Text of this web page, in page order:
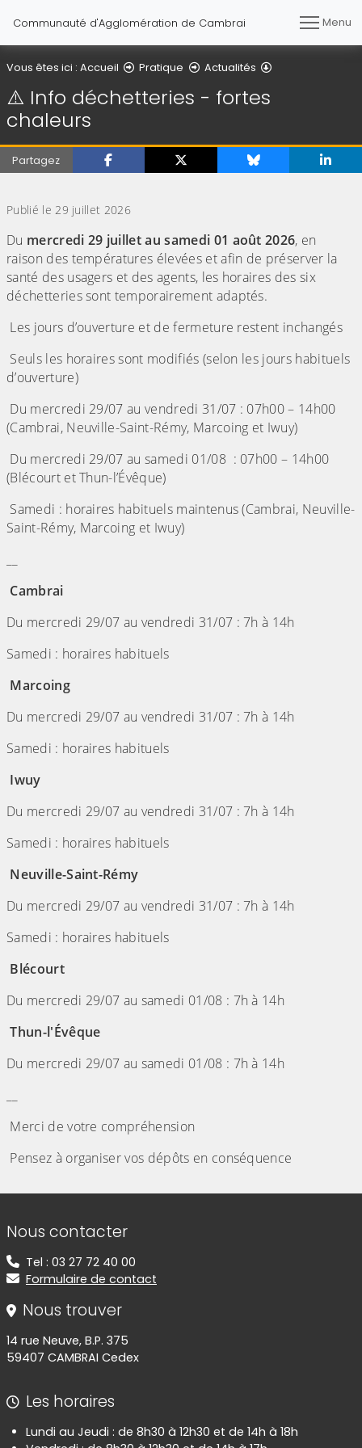
Communauté d'Agglomération de Cambrai Menu
Vous êtes ici : Accueil Pratique Actualités
⚠️ Info déchetteries - fortes
chaleurs
Partagez
Publié le 29 juillet 2026
Du mercredi 29 juillet au samedi 01 août 2026, en
raison des températures élevées et afin de préserver la
santé des usagers et des agents, les horaires des six
déchetteries sont temporairement adaptés.
Les jours d’ouverture et de fermeture restent inchangés
Seuls les horaires sont modifiés (selon les jours habituels
d’ouverture)
Du mercredi 29/07 au vendredi 31/07 : 07h00 – 14h00
(Cambrai, Neuville-Saint-Rémy, Marcoing et Iwuy)
Du mercredi 29/07 au samedi 01/08 : 07h00 – 14h00
(Blécourt et Thun-l’Évêque)
Samedi : horaires habituels maintenus (Cambrai, Neuville-
Saint-Rémy, Marcoing et Iwuy)
Cambrai
Du mercredi 29/07 au vendredi 31/07 : 7h à 14h
Samedi : horaires habituels
Marcoing
Du mercredi 29/07 au vendredi 31/07 : 7h à 14h
Samedi : horaires habituels
Iwuy
Du mercredi 29/07 au vendredi 31/07 : 7h à 14h
Samedi : horaires habituels
Neuville-Saint-Rémy
Du mercredi 29/07 au vendredi 31/07 : 7h à 14h
Samedi : horaires habituels
Blécourt
Du mercredi 29/07 au samedi 01/08 : 7h à 14h
Thun-l'Évêque
Du mercredi 29/07 au samedi 01/08 : 7h à 14h
Merci de votre compréhension
Pensez à organiser vos dépôts en conséquence
Informations de contact
Nous contacter
Tel : 03 27 72 40 00
Formulaire de contact
Nous trouver
14 rue Neuve, B.P. 375
59407 CAMBRAI Cedex
Les horaires
Lundi au Jeudi : de 8h30 à 12h30 et de 14h à 18h